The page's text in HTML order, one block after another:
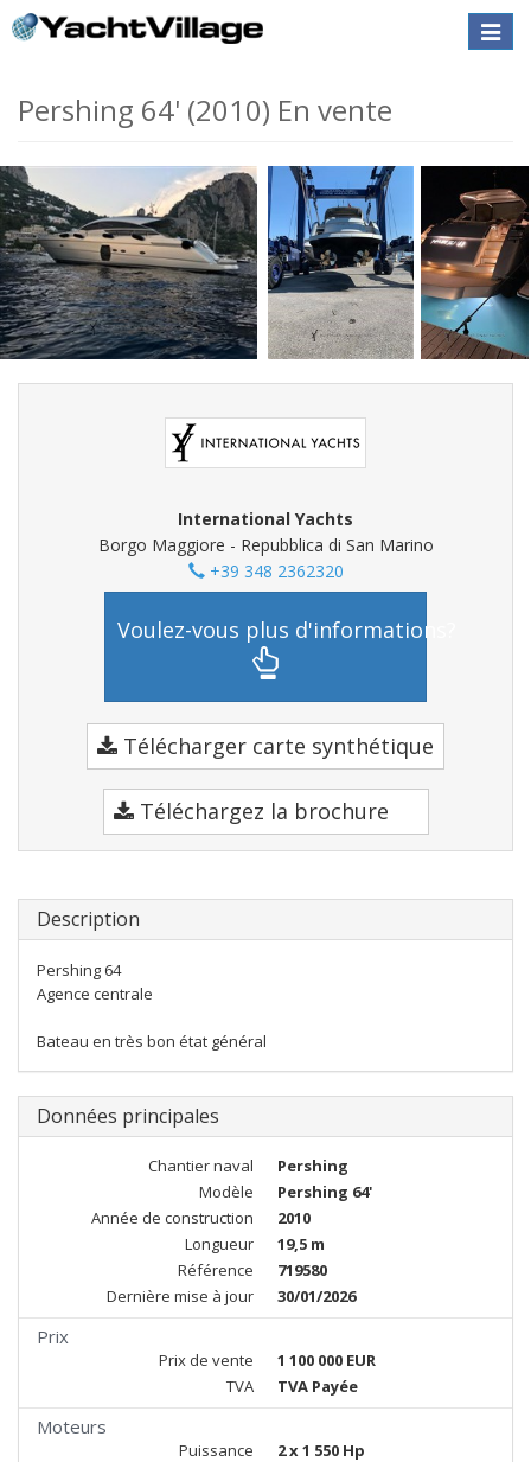
Toggle
Pershing 64' (2010) En vente
International Yachts
Borgo Maggiore - Repubblica di San Marino
+39 348 2362320
Voulez-vous plus d'informations?
Télécharger carte synthétique
Téléchargez la brochure
Description
Pershing 64
Agence centrale
Bateau en très bon état général
Données principales
Chantier naval
Pershing
Modèle
Pershing 64'
Année de construction
2010
Longueur
19,5 m
Référence
719580
Dernière mise à jour
30/01/2026
Prix
Prix de vente
1 100 000 EUR
TVA
TVA Payée
Moteurs
Puissance
2 x 1 550 Hp